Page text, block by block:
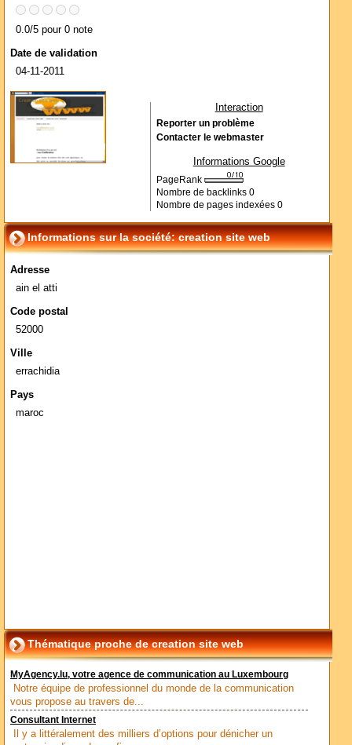
0.0/5 pour 0 note
Date de validation
04-11-2011
Interaction
Reporter un problème
Contacter le webmaster
Informations Google
PageRank
Nombre de backlinks 0
Nombre de pages indexées 0
Informations sur la société: creation site web
Adresse
ain el atti
Code postal
52000
Ville
errachidia
Pays
maroc
Thématique proche de creation site web
MyAgency.lu, votre agence de communication au Luxembourg
Notre équipe de professionnel du monde de la communication
vous propose au travers de...
Consultant Internet
Il y a littéralement des milliers d’options pour dénicher un